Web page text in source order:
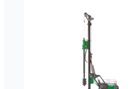
99.00€.